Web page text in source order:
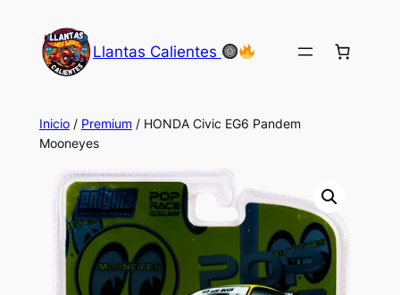
contenido
Llantas Calientes
Inicio/ Premium/ HONDA Civic EG6 Pandem
Mooneyes